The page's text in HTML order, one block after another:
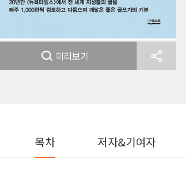
미리보기
목차 저자&기여자